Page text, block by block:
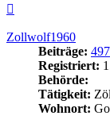
Zollwolf1960
Beiträge: 497
Registriert:
Behörde:
Tätigkeit:
Wohnort: